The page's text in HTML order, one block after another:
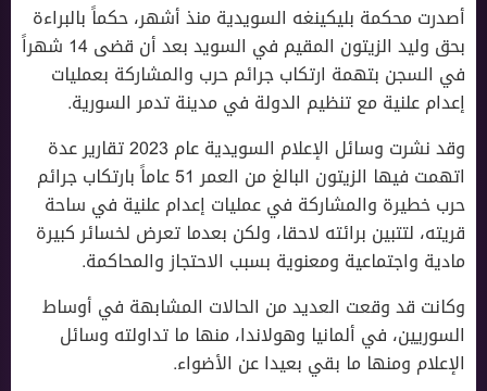
أصدرت محكمة بليكينغه السويدية منذ أشهر، حكماً بالبراءة
بحق وليد الزيتون المقيم في السويد بعد أن قضى 14 شهراً
في السجن بتهمة ارتكاب جرائم حرب والمشاركة بعمليات
إعدام علنية مع تنظيم الدولة في مدينة تدمر السورية.
وقد نشرت وسائل الإعلام السويدية عام 2023 تقارير عدة
اتهمت فيها الزيتون البالغ من العمر 51 عاماً بارتكاب جرائم
حرب خطيرة والمشاركة في عمليات إعدام علنية في ساحة
قريته، لتتبين برائته لاحقا، ولكن بعدما تعرض لخسائر كبيرة
مادية واجتماعية ومعنوية بسبب الاحتجاز والمحاكمة.
وكانت قد وقعت العديد من الحالات المشابهة في أوساط
السوريين، في ألمانيا وهولاندا، منها ما تداولته وسائل
الإعلام ومنها ما بقي بعيدا عن الأضواء.